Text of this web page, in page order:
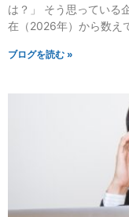
は？」 そう思っている
在（2026年）から数え
ブログを読む »